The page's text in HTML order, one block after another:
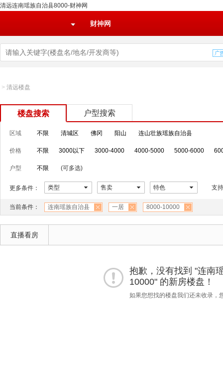
清远连南瑶族自治县8000-财神网
财神网
> 清远楼盘
楼盘搜索 户型搜索
区域 不限 清城区 佛冈 阳山 连山壮族瑶族自治县
价格 不限 3000以下 3000-4000 4000-5000 5000-6000
户型 不限 (可多选)
更多条件： 类型 售卖 特色 支
当前条件： 连南瑶族自治县 一居 8000-10000
直播看房
抱歉，没有找到 "连南
10000" 的新房楼盘！
如果您想找的楼盘我们还未收录，